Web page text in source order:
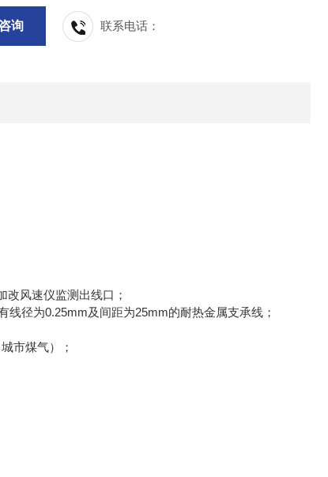
询 联系电话：
风速仪监测出线口；
径为0.25mm及间距为25mm的耐热金属支承线；
市煤气）；